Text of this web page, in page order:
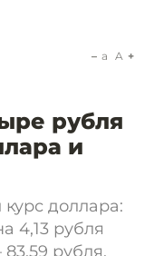
a A
рубля
и
доллара:
4,13 рубля
рубля.